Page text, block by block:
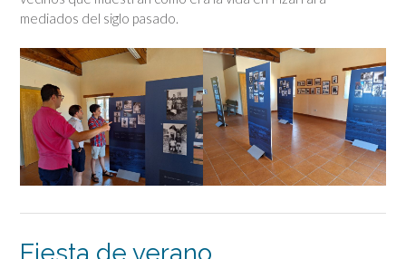
mediados del siglo pasado.
Fiesta de verano